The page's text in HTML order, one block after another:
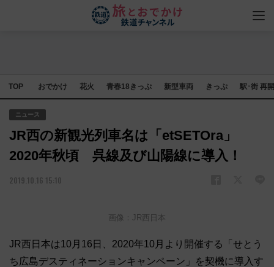
TOP おでかけ 花火 青春18きっぷ 新型車両 きっぷ 駅･街 再
ニュース
JR西の新観光列車名は「etSETOra」
2020年秋頃 呉線及び山陽線に導入！
2019.10.16 15:10
画像：JR西日本
JR西日本は10月16日、2020年10月より開催する「せとう
ち広島デスティネーションキャンペーン」を契機に導入す